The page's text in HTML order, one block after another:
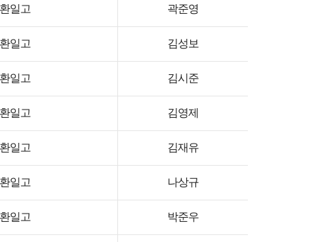
환일고 곽준영
환일고 김성보
환일고 김시준
환일고 김영제
환일고 김재유
환일고 나상규
환일고 박준우